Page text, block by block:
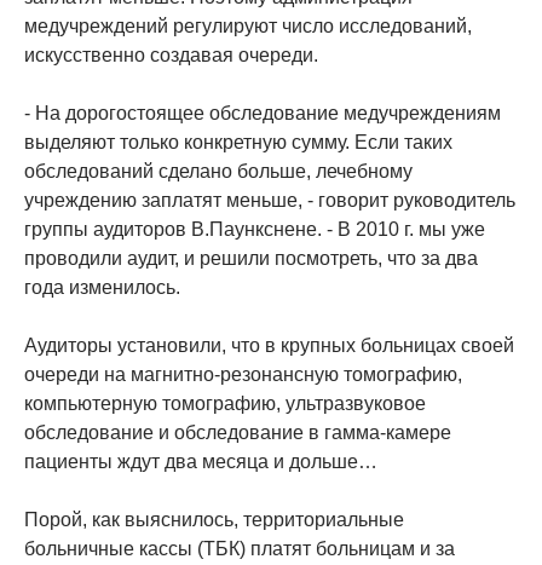
медучреждений регулируют число исследований,
искусственно создавая очереди.
- На дорогостоящее обследование медучреждениям
выделяют только конкретную сумму. Если таких
обследований сделано больше, лечебному
учреждению заплатят меньше, - говорит руководитель
группы аудиторов В.Паункснене. - В 2010 г. мы уже
проводили аудит, и решили посмотреть, что за два
года изменилось.
Аудиторы установили, что в крупных больницах своей
очереди на магнитно-резонансную томографию,
компьютерную томографию, ультразвуковое
обследование и обследование в гамма-камере
пациенты ждут два месяца и дольше…
Порой, как выяснилось, территориальные
больничные кассы (ТБК) платят больницам и за